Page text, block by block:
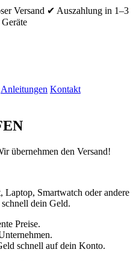
Versand ✔ Auszahlung in 1–3
Anleitungen Kontakt
übernehmen den Versand!
Laptop, Smartwatch oder andere
dein Geld.
Preise.
schnell auf dein Konto.